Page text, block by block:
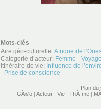
Mots-clés
Aire géo-culturelle:Afrique de
Catégorie d’acteur: Femme -
Itinéraire de vie: Influence de
- Prise de conscience
Plan du
GÃ©o | Acteur | Vie | ThÃ¨me |